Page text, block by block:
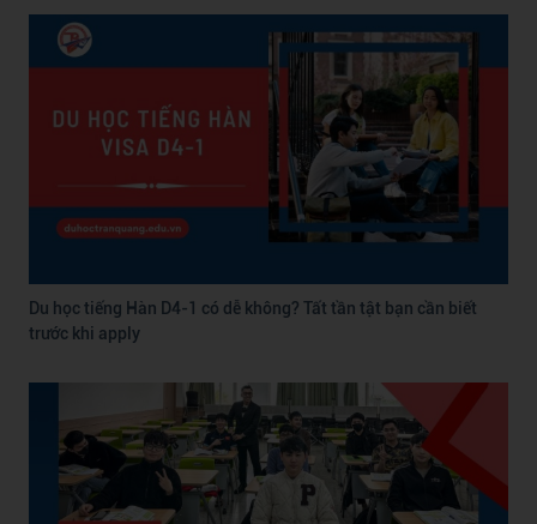
Du học tiếng Hàn D4-1 có dễ không? Tất tần tật bạn cần biết
trước khi apply